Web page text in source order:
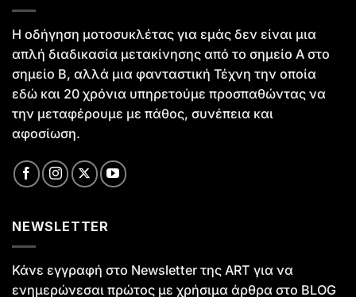
Η οδήγηση μοτοσυκλέτας για εμάς δεν είναι μια
απλή διαδικασία μετακίνησης από το σημείο Α στο
σημείο Β, αλλά μια φανταστική Τέχνη την οποία
εδώ και 20 χρόνια υπηρετούμε προσπαθώντας να
την μεταφέρουμε με πάθος, συνέπεια και
αφοσίωση.
NEWSLETTER
Κάνε εγγραφή στο Newsletter της ART για να
ενημερώνεσαι πρώτος με χρήσιμα άρθρα στο BLOG